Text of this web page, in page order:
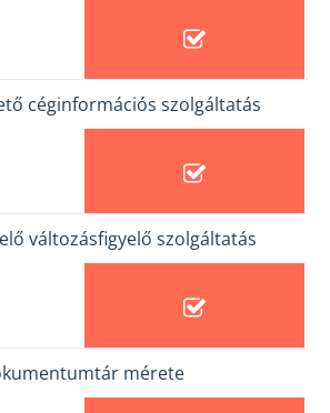
céginformációs szolgáltatás
változásfigyelő szolgáltatás
mérete